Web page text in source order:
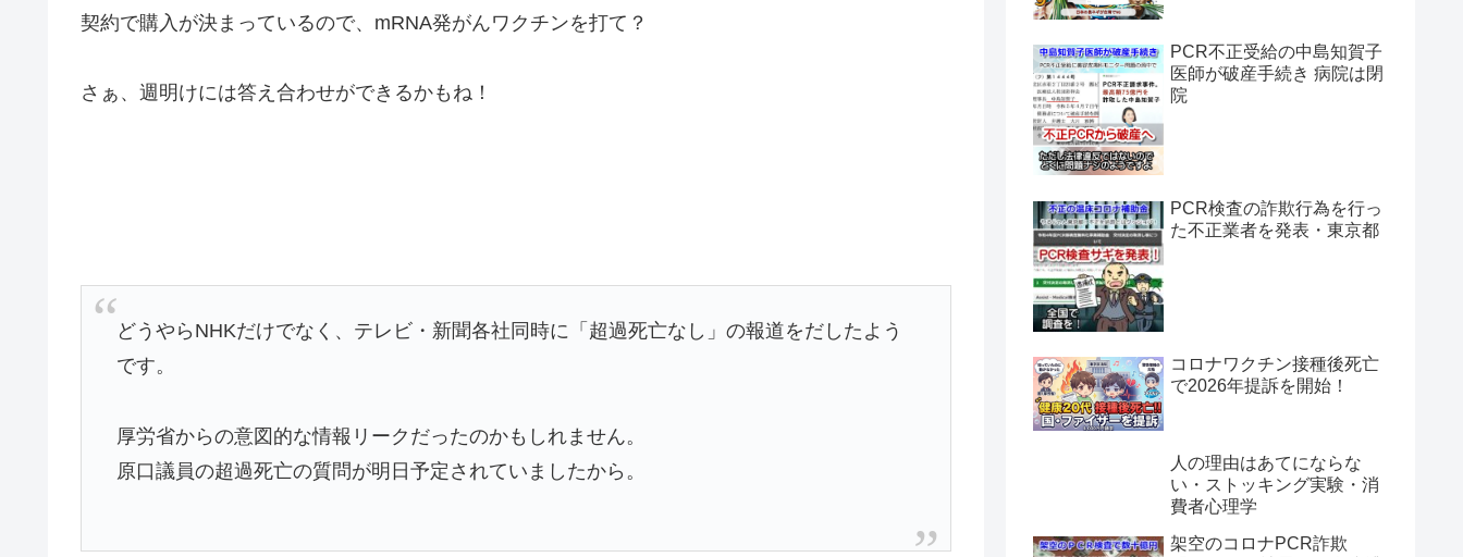
契約で購入が決まっているので、mRNA発がんワクチンを打て？
さぁ、週明けには答え合わせができるかもね！
どうやらNHKだけでなく、テレビ・新聞各社同時に「超過死亡なし」の報道をだしたよう
です。
厚労省からの意図的な情報リークだったのかもしれません。
原口議員の超過死亡の質問が明日予定されていましたから。
PCR不正受給の中島知賀子
医師が破産手続き 病院は閉
院
PCR検査の詐欺行為を行っ
た不正業者を発表・東京都
コロナワクチン接種後死亡
で2026年提訴を開始！
人の理由はあてにならな
い・ストッキング実験・消
費者心理学
架空のコロナPCR詐欺